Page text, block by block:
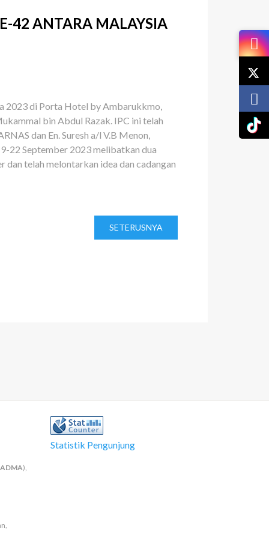
42 ANTARA MALAYSIA
2023 di Porta Hotel by Ambarukkmo,
bin Abdul Razak. IPC ini telah
dan En. Suresh a/l V.B Menon,
22 September 2023 melibatkan dua
telah melontarkan idea dan cadangan
SETERUSNYA
),
Statistik Pengunjung